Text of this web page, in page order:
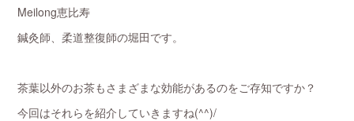
Meilong恵比寿
鍼灸師、柔道整復師の堀田です。
茶葉以外のお茶もさまざまな効能があるのをご存知ですか？
今回はそれらを紹介していきますね(^^)/